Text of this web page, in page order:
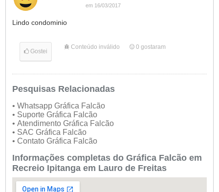
em 16/03/2017
Lindo condominio
Gostei
Conteúdo inválido 0 gostaram
Pesquisas Relacionadas
• Whatsapp Gráfica Falcão
• Suporte Gráfica Falcão
• Atendimento Gráfica Falcão
• SAC Gráfica Falcão
• Contato Gráfica Falcão
Informações completas do Gráfica Falcão em
Recreio Ipitanga em Lauro de Freitas